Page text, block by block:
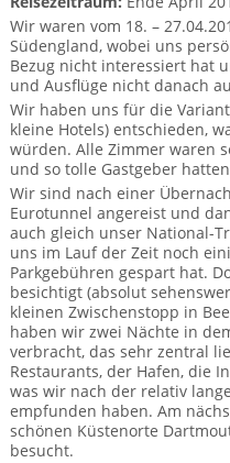
Wales
Busrundreisen
Cornwall
England
Schottland
Wales
Minibustouren
Reisen durch England und
Reisen durch Schottland per
Wandern in Wales
Individualtouren
Wandern in Cornwall (South
Wandern in England
Wandern in Schottland
Wandern in Wales
Gartenreisen England
Großbritannientouren für
Reisen mit Hund
Rosamunde Pilcher Reisen durch
Unsere Familienreisen
Whiskyreisen Schottland
BTCo Überblick
News
Kontakt
Feedback
FAQs
Ihre Reise
Ablauf Ihrer Reise nach
Anreise nach Großbritannien
Bezahlung Ihrer Großbritannien
Checkliste
Großbritannien - Facts & Figures
Großbritannien Urlaub mit Hund
Gutscheine - verschenken Sie
Individuelle Familienreisen in
Extras
Urlaub in Großbritannien
Versicherungsschutz
Wir waren vom 18. –
Südengland, wobei uns
Bezug nicht interessiert hat
und Ausflüge nicht danach
Wir haben uns für die
kleine Hotels) entschieden,
würden. Alle Zimmer waren
und so tolle Gastgeber
Wir sind nach einer
Eurotunnel angereist und
auch gleich unser National-
uns im Lauf der Zeit noch
Parkgebühren gespart hat.
besichtigt (absolut
kleinen Zwischenstopp in
haben wir zwei Nächte in
verbracht, das sehr zentral
Restaurants, der Hafen, die
was wir nach der relativ
empfunden haben. Am
schönen Küstenorte
besucht.